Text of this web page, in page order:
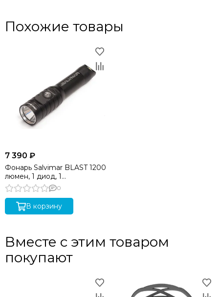
Похожие товары
7 390 ₽
Фонарь Salvimar BLAST 1200
люмен, 1 диод, 1
аккумулятор 18650,
ТЕПЛЫЙ свет
0
В корзину
Вместе с этим товаром
покупают